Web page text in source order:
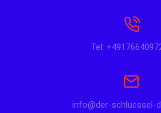
Tel:
info@der-schluessel-